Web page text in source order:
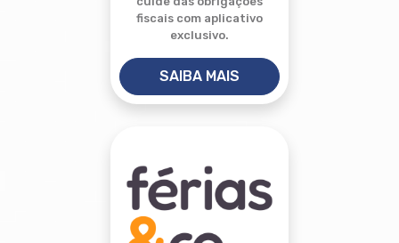
fiscais com aplicativo
exclusivo.
SAIBA MAIS